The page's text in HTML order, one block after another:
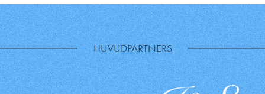
HUVUDPARTNERS